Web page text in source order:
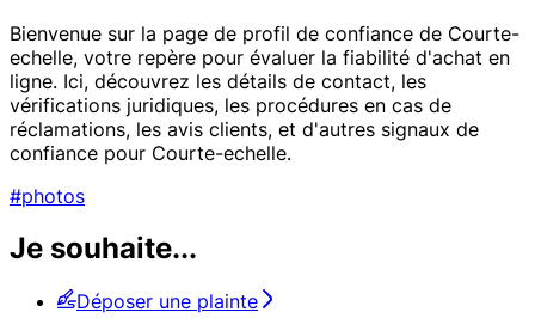
Bienvenue sur la page de profil de confiance de Courte-
echelle, votre repère pour évaluer la fiabilité d'achat en
ligne. Ici, découvrez les détails de contact, les
vérifications juridiques, les procédures en cas de
réclamations, les avis clients, et d'autres signaux de
confiance pour Courte-echelle.
#photos
Je souhaite...
Déposer une plainte